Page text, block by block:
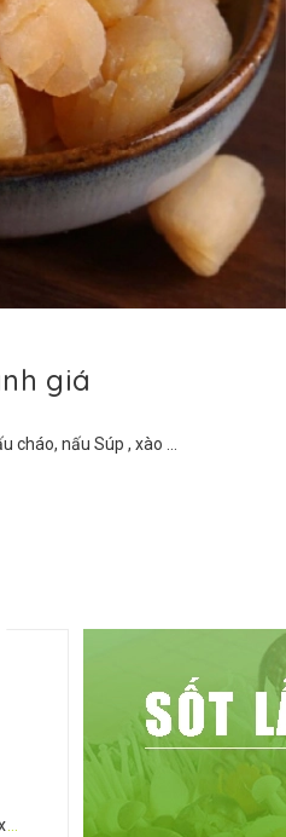
giá
nấu Súp , xào ...
Chân gà tươi rút xương